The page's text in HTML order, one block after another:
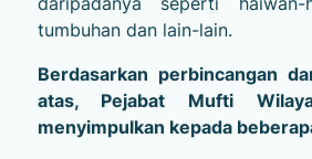
tumbuhan dan lain-lain.
Berdasarkan perbincangan
atas, Pejabat Mufti
menyimpulkan kepada